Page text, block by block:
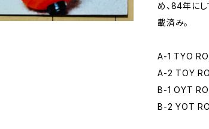
め、84年に
載済み。
A-1 TYO
A-2 TOY
B-1 OYT
B-2 YOT